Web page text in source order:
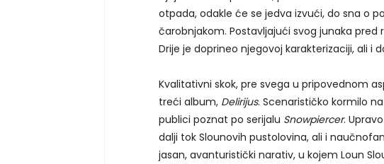
otpada, odakle će se jedva izvući, do sna o
čarobnjakom. Postavljajući svog junaka
Drije je doprineo njegovoj karakterizaciji, ali i
Kvalitativni skok, pre svega u pripovednom
treći album, Delirijus. Scenarističko kormilo
publici poznat po serijalu Snowpiercer.
dalji tok Slounovih pustolovina, ali i
jasan, avanturistički narativ, u kojem Loun